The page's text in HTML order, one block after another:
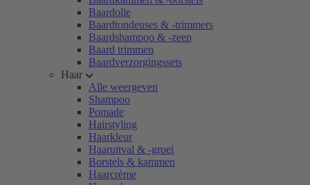
Baardolie
Baardtondeuses & -trimmers
Baardshampoo & -zeep
Baard trimmen
Baardverzorgingssets
Haar
Alle weergeven
Shampoo
Pomade
Hairstyling
Haarkleur
Haaruitval & -groei
Borstels & kammen
Haarcrème